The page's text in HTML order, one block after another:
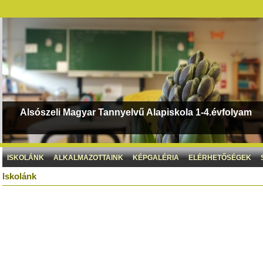
Alsószeli Magyar Tannyelvű Alapiskola 1-4.évfolyam
ISKOLÁNK ALKALMAZOTTAINK KÉPGALÉRIA ELÉRHETŐSÉGEK
Iskolánk